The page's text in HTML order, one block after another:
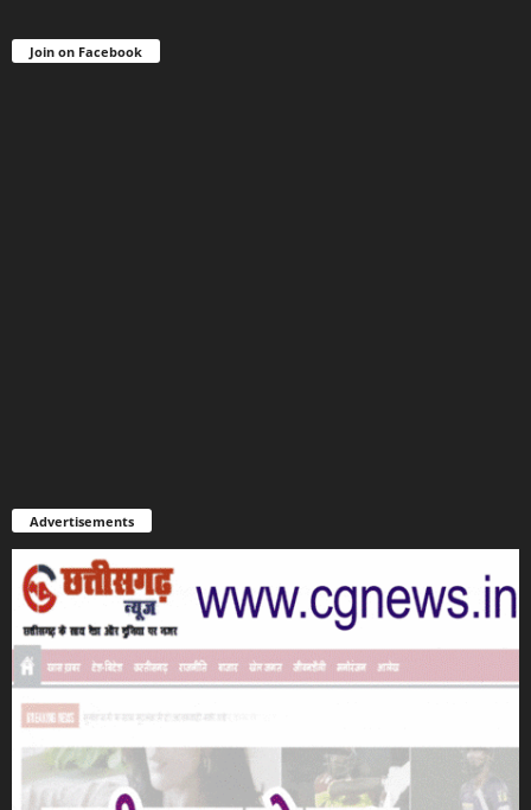
Join on Facebook
Advertisements